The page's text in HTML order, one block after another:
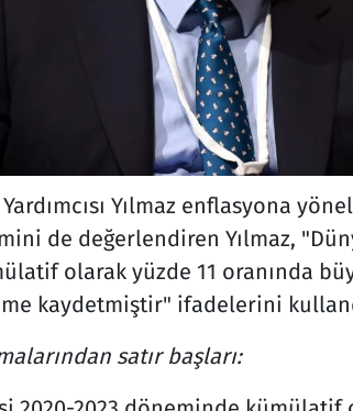
Yılmaz enflasyona
de değerlendiren Yılmaz,
olarak yüzde 11 oranında
kaydetmiştir" ifadelerini
satır başları: